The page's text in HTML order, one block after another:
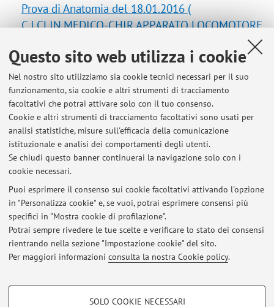
Questo sito web utilizza i cookie
Nel nostro sito utilizziamo sia cookie tecnici necessari per il suo
funzionamento, sia cookie e altri strumenti di tracciamento
facoltativi che potrai attivare solo con il tuo consenso.
Cookie e altri strumenti di tracciamento facoltativi sono usati per
analisi statistiche, misure sull'efficacia della comunicazione
istituzionale e analisi dei comportamenti degli utenti.
Se chiudi questo banner continuerai la navigazione solo con i
cookie necessari.
Puoi esprimere il consenso sui cookie facoltativi attivando l'opzione
in "Personalizza cookie" e, se vuoi, potrai esprimere consensi più
specifici in "Mostra cookie di profilazione".
Potrai sempre rivedere le tue scelte e verificare lo stato dei consensi
rientrando nella sezione "Impostazione cookie" del sito.
Per maggiori informazioni consulta la nostra Cookie policy.
COOKIE DI PROFILAZIONE - FACOLTATIVI
SOLO COOKIE NECESSARI
Prova di Anatomia del 18.01.2016 (
C.I.CLIN.MEDICO-CHIR.APPARATO LOCOMOTORE
MARCACCI MAURILIO - 37311 - CLINICA MEDICO-
CHIRURGICA DELL'APPARATO LOCOMOTORE (C.I.) (Cds.
8415) - Prova di Anatomia del 18.01.2016 18/01/2016
09:00 1 0000661124 30L 18/01/2016 09:00 2
0000596219 30L 18/01/2016 09:00 3 0000661667 30
18/01/2016 09:00 4 0000661108 30L 18/01/2016
09:00 5 ...
Ultimi avvisi
Al momento non sono presenti avvisi.